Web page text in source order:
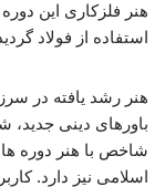
هنر فلزکاری این
استفاده از فولاد
هنر رشد یافته در
باورهای دینی
شاخص با هنر دوره
اسلامی نیز دارد.